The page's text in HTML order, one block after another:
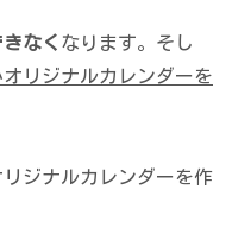
なく なります。そし
リジナルカレンダーを
ジナルカレンダーを作